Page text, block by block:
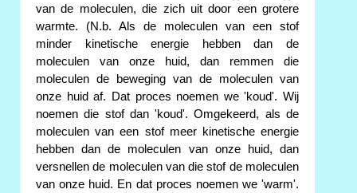
van de moleculen, die zich uit door een grotere
warmte. (N.b. Als de moleculen van een stof
minder kinetische energie hebben dan de
moleculen van onze huid, dan remmen die
moleculen de beweging van de moleculen van
onze huid af. Dat proces noemen we 'koud'. Wij
noemen die stof dan 'koud'. Omgekeerd, als de
moleculen van een stof meer kinetische energie
hebben dan de moleculen van onze huid, dan
versnellen de moleculen van die stof de moleculen
van onze huid. En dat proces noemen we 'warm'.